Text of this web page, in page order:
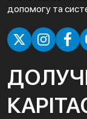
допомогу та